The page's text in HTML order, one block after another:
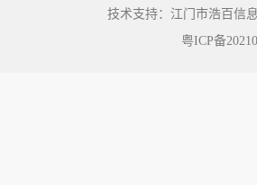
技术支持：江门市浩百信
粤ICP备